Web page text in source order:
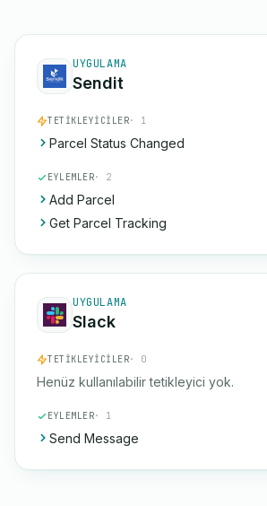
UYGULAMA
Sendit
TETIKLEYICILER· 1
Parcel Status Changed
EYLEMLER· 2
Add Parcel
Get Parcel Tracking
UYGULAMA
Slack
TETIKLEYICILER· 0
Henüz kullanılabilir tetikleyici yok.
EYLEMLER· 1
Send Message